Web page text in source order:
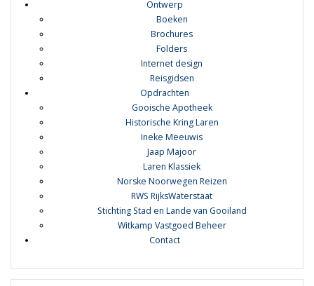
Ontwerp
Boeken
Brochures
Folders
Internet design
Reisgidsen
Opdrachten
Gooische Apotheek
Historische Kring Laren
Ineke Meeuwis
Jaap Majoor
Laren Klassiek
Norske Noorwegen Reizen
RWS RijksWaterstaat
Stichting Stad en Lande van Gooiland
Witkamp Vastgoed Beheer
Contact